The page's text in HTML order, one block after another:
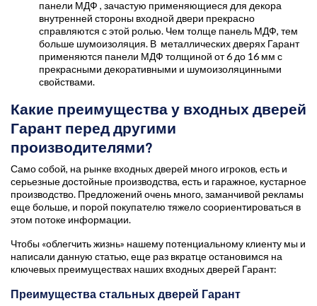
панели МДФ , зачастую применяющиеся для декора
внутренней стороны входной двери прекрасно
справляются с этой ролью. Чем толще панель МДФ, тем
больше шумоизоляция. В металлических дверях Гарант
применяются панели МДФ толщиной от 6 до 16 мм с
прекрасными декоративными и шумоизоляцинными
свойствами.
Какие преимущества у входных дверей
Гарант перед другими
производителями?
Само собой, на рынке входных дверей много игроков, есть и
серьезные достойные производства, есть и гаражное, кустарное
производство. Предложений очень много, заманчивой рекламы
еще больше, и порой покупателю тяжело соориентироваться в
этом потоке информации.
Чтобы «облегчить жизнь» нашему потенциальному клиенту мы и
написали данную статью, еще раз вкратце остановимся на
ключевых преимуществах наших входных дверей Гарант:
Преимущества стальных дверей Гарант